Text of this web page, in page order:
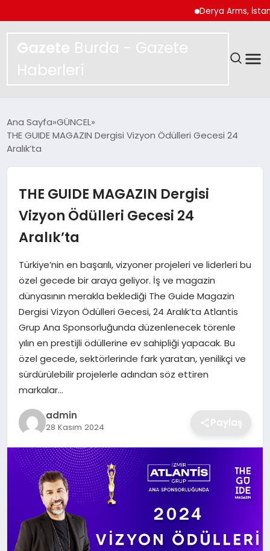
Derya Arms,
Gazete Burda - Gazete
Haberleri
SPOR
EKONOMI
TEKNOLOJI
SAĞLIK
EĞITIM
DÜNYA
SIYASET
Ana Sayfa GÜNCEL
THE GUIDE MAGAZIN Dergisi Vizyon Ödülleri Gecesi 24
Aralık’ta
THE GUIDE MAGAZIN Dergisi
Vizyon Ödülleri Gecesi 24
Aralık’ta
Türkiye’nin en başarılı, vizyoner projeleri ve liderleri bu
özel gecede bir araya geliyor. İş ve magazin
dünyasının merakla beklediği The Guide Magazin
Dergisi Vizyon Ödülleri Gecesi, 24 Aralık’ta Atlantis
Grup Ana Sponsorluğunda düzenlenecek törenle
yılın en prestijli ödüllerine ev sahipliği yapacak. Bu
özel gecede, sektörlerinde fark yaratan, yenilikçi ve
sürdürülebilir projelerle adından söz ettiren
markalar…
admin
28 Kasım 2024 Paylaş